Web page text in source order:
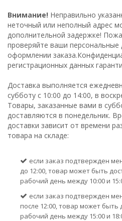
Внимание! Неправильно
неточный или неполный адрес
дополнительной задержке!
проверяйте ваши персональные
оформлении
регистрационных данных
Доставка выполняется
субботу с 10:00 до 14:00, в
Товары, заказанные вами в
доставляются в понедельник.
доставки зависит от времени
товара на складе:
если заказ подтвержден
до 12:00, товар может быть
рабочий день между 10:00 и
если заказ подтвержден
после 12:00, товар может
рабочий день между 15:00 и